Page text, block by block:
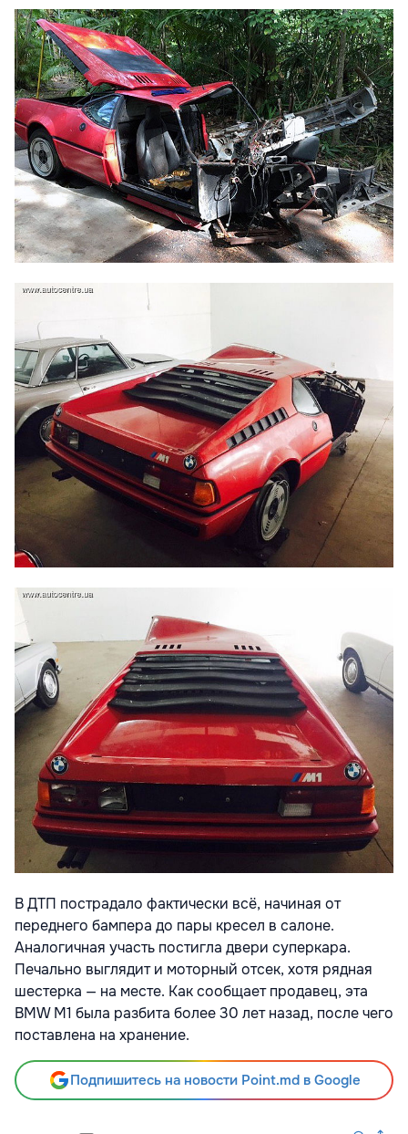
В ДТП пострадало фактически всё, начиная от
переднего бампера до пары кресел в салоне.
Аналогичная участь постигла двери суперкара.
Печально выглядит и моторный отсек, хотя рядная
шестерка — на месте. Как сообщает продавец, эта
BMW M1 была разбита более 30 лет назад, после чего
поставлена на хранение.
Подпишитесь на новости Point.md в Google